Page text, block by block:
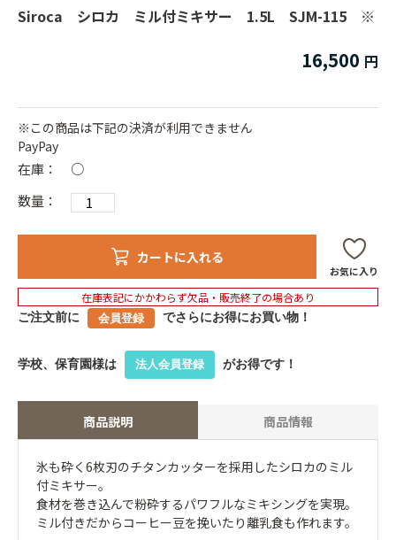
Siroca シロカ ミル付ミキサー 1.5L SJM-115 ※
16,500
※この商品は下記の決済が利用できません
PayPay
在庫：
○
数量：
カートに入れる
お気に入り
在庫表記にかかわらず欠品・販売終了の場合あり
ご注文前に 会員登録 でさらにお得にお買い物！
学校、保育園様は 法人会員登録 がお得です！
商品説明 商品情報
氷も砕く6枚刃のチタンカッターを採用したシロカのミル
付ミキサー。
食材を巻き込んで粉砕するパワフルなミキシングを実現。
ミル付きだからコーヒー豆を挽いたり離乳食も作れます。